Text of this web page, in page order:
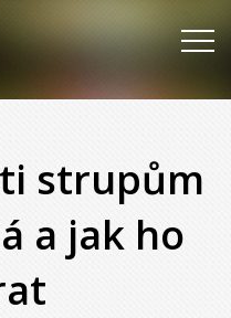
strupům
a jak ho